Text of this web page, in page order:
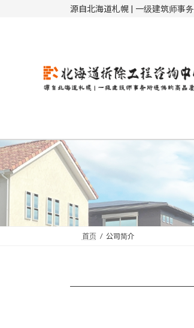
プ
動
源自北海道札幌 | 一级建筑师事
首页 公司简介